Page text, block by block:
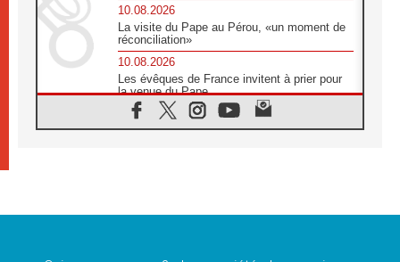
10.08.2026
La visite du Pape au Pérou, «un moment de
réconciliation»
10.08.2026
Les évêques de France invitent à prier pour
la venue du Pape
10.08.2026
Création d'un réseau des médias catholiques
09.08.2026